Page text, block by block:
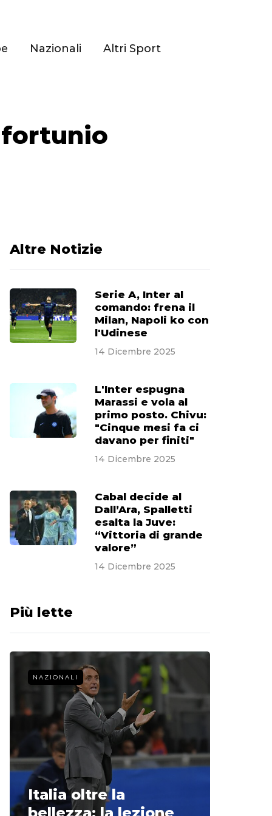
Nazionali Altri Sport
Altre Notizie
Serie A, Inter al
comando: frena il
Milan, Napoli ko con
l'Udinese
14 Dicembre 2025
L'Inter espugna
Marassi e vola al
primo posto. Chivu:
"Cinque mesi fa ci
davano per finiti"
14 Dicembre 2025
Cabal decide al
Dall’Ara, Spalletti
esalta la Juve:
“Vittoria di grande
valore”
14 Dicembre 2025
Più lette
NAZIONALI
Italia oltre la